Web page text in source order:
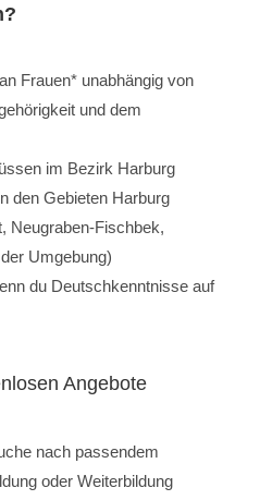
Frauen* unabhängig von
und dem
im Bezirk Harburg
den Gebieten Harburg
Neugraben-Fischbek,
Umgebung)
du Deutschkenntnisse auf
Angebote
nach passendem
oder Weiterbildung